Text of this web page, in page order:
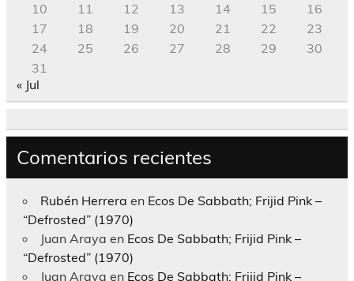
10
11 12 13 14 15
16
17
18 19 20 21 22
23
24
25 26 27 28 29
30
31
« Jul
Comentarios recientes
Rubén Herrera en Ecos De Sabbath; Frijid Pink –
“Defrosted” (1970)
Juan Araya en Ecos De Sabbath; Frijid Pink –
“Defrosted” (1970)
Juan Araya en Ecos De Sabbath; Frijid Pink –